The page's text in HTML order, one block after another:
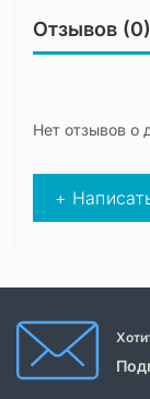
Отзывов (0)
Нет отзывов о
+